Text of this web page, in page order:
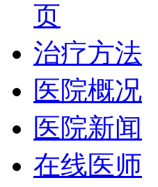
页
治疗方法
医院概况
医院新闻
在线医师